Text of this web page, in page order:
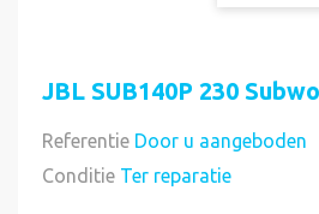
JBL SUB140P 230
Referentie Door u aangeboden
Conditie Ter reparatie